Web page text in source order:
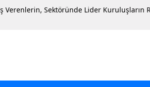
Verenlerin, Sektöründe Lider Kuruluşların